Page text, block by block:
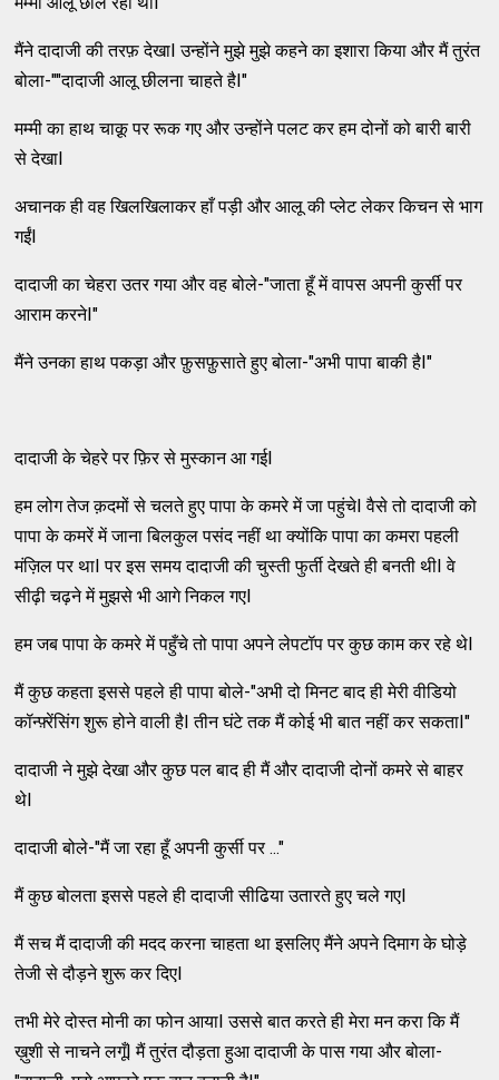
मैंने दादाजी की तरफ़ देखाI उन्होंने मुझे मुझे कहने का इशारा किया और मैं तुरंत
बोला-""दादाजी आलू छीलना चाहते हैI"
मम्मी का हाथ चाक़ू पर रूक गए और उन्होंने पलट कर हम दोनों को बारी बारी
से देखाI
अचानक ही वह खिलखिलाकर हाँ पड़ी और आलू की प्लेट लेकर किचन से भाग
गईंI
दादाजी का चेहरा उतर गया और वह बोले-"जाता हूँ में वापस अपनी कुर्सी पर
आराम करनेI"
मैंने उनका हाथ पकड़ा और फ़ुसफ़ुसाते हुए बोला-"अभी पापा बाकी हैI"
दादाजी के चेहरे पर फ़िर से मुस्कान आ गईI
हम लोग तेज क़दमों से चलते हुए पापा के कमरे में जा पहुंचेI वैसे तो दादाजी को
पापा के कमरें में जाना बिलकुल पसंद नहीं था क्योंकि पापा का कमरा पहली
मंज़िल पर थाI पर इस समय दादाजी की चुस्ती फुर्ती देखते ही बनती थीI वे
सीढ़ी चढ़ने में मुझसे भी आगे निकल गएI
हम जब पापा के कमरे में पहुँचे तो पापा अपने लेपटॉप पर कुछ काम कर रहे थेI
मैं कुछ कहता इससे पहले ही पापा बोले-"अभी दो मिनट बाद ही मेरी वीडियो
कॉन्फ़्रेंसिंग शुरू होने वाली हैI तीन घंटे तक मैं कोई भी बात नहीं कर सकताI"
दादाजी ने मुझे देखा और कुछ पल बाद ही मैं और दादाजी दोनों कमरे से बाहर
थेI
दादाजी बोले-"मैं जा रहा हूँ अपनी कुर्सी पर ..."
मैं कुछ बोलता इससे पहले ही दादाजी सीढिया उतारते हुए चले गएI
मैं सच मैं दादाजी की मदद करना चाहता था इसलिए मैंने अपने दिमाग के घोड़े
तेजी से दौड़ने शुरू कर दिएI
तभी मेरे दोस्त मोनी का फोन आयाI उससे बात करते ही मेरा मन करा कि मैं
ख़ुशी से नाचने लगूँI मैं तुरंत दौड़ता हुआ दादाजी के पास गया और बोला-